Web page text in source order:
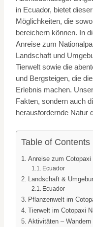
in Ecuador, bietet
Möglichkeiten, die
bereichern können. In
Anreise zum
Landschaft und
Tierwelt sowie die
und Bergsteigen, die
Erlebnis machen.
Fakten, sondern auch
herausfordernde Natur
Table of Contents
Anreise zum Cotopaxi
Ecuador
Landschaft &
Ecuador
Pflanzenwelt im
Tierwelt im Cotopaxi
Aktivitäten –